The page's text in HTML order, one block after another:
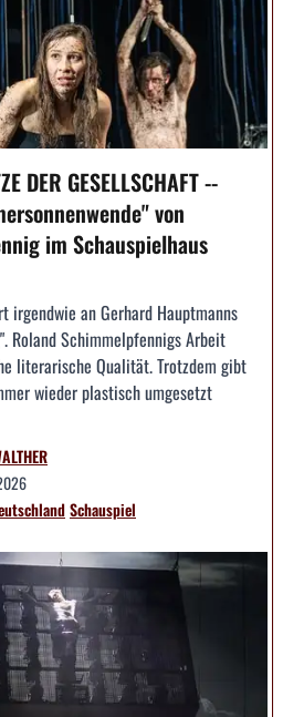
DER GESELLSCHAFT --
von
im Schauspielhaus
irgendwie an Gerhard Hauptmanns
Roland Schimmelpfennigs Arbeit
literarische Qualität. Trotzdem gibt
wieder plastisch umgesetzt
Schauspiel